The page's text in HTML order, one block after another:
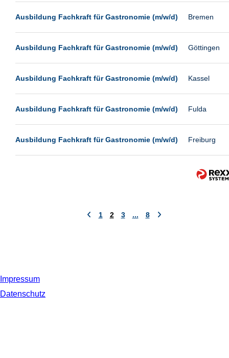
Ulm
Ausbildung Fachkraft für Gastronomie (m/w/d) Bremen
Ausbildung Fachkraft für Gastronomie (m/w/d) Göttingen
Ausbildung Fachkraft für Gastronomie (m/w/d) Kassel
Ausbildung Fachkraft für Gastronomie (m/w/d) Fulda
Ausbildung Fachkraft für Gastronomie (m/w/d) Freiburg
1 2 3 ... 8
Impressum
Datenschutz